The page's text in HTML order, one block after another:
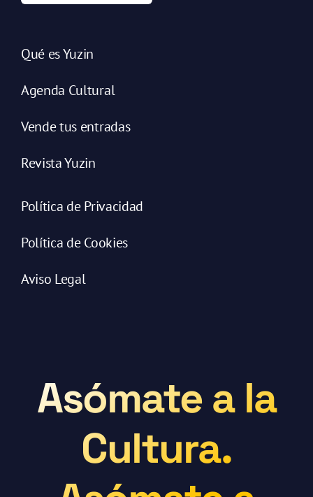
Qué es Yuzin
Agenda Cultural
Vende tus entradas
Revista Yuzin
Política de Privacidad
Política de Cookies
Aviso Legal
Asómate a la
Cultura.